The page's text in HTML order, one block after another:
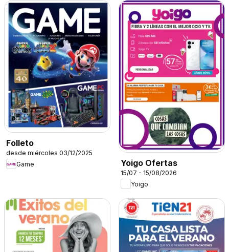
Folleto
desde miércoles 03/12/2025
Game
Yoigo Ofertas
15/07 - 15/08/2026
Yoigo